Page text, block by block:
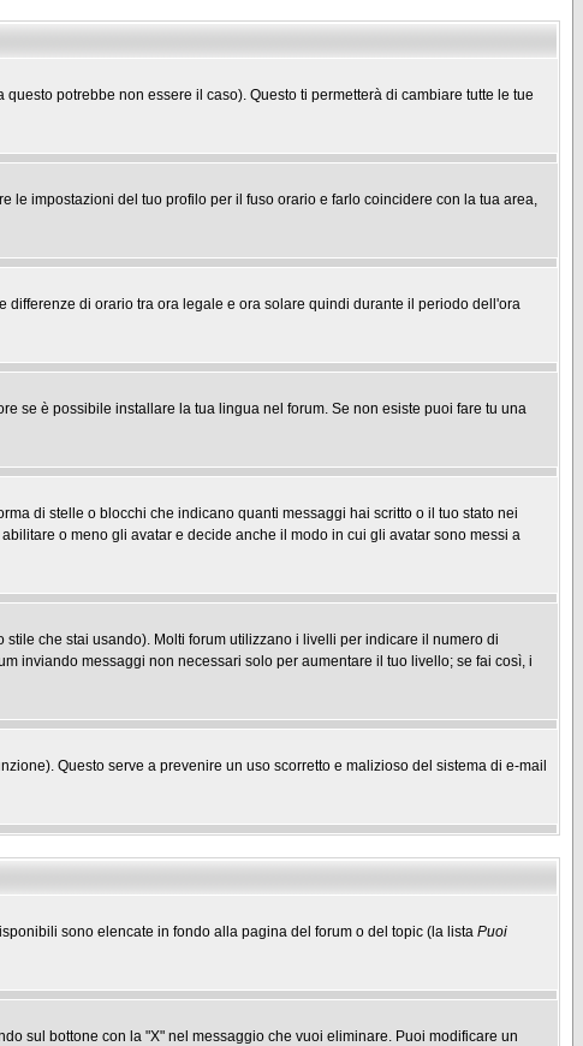
potrebbe non essere il caso). Questo ti permetterà di cambiare tutte le tue
le impostazioni del tuo profilo per il fuso orario e farlo coincidere con la tua area,
di orario tra ora legale e ora solare quindi durante il periodo dell'ora
se è possibile installare la tua lingua nel forum. Se non esiste puoi fare tu una
di stelle o blocchi che indicano quanti messaggi hai scritto o il tuo stato nei
o meno gli avatar e decide anche il modo in cui gli avatar sono messi a
che stai usando). Molti forum utilizzano i livelli per indicare il numero di
inviando messaggi non necessari solo per aumentare il tuo livello; se fai così, i
Questo serve a prevenire un uso scorretto e malizioso del sistema di e-mail
sono elencate in fondo alla pagina del forum o del topic (la lista Puoi
sul bottone con la "X" nel messaggio che vuoi eliminare. Puoi modificare un